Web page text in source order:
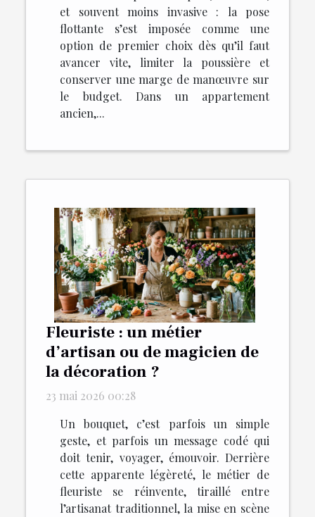
et souvent moins invasive : la pose
flottante s’est imposée comme une
option de premier choix dès qu’il faut
avancer vite, limiter la poussière et
conserver une marge de manœuvre sur
le budget. Dans un appartement
ancien,...
Fleuriste : un métier
d’artisan ou de magicien de
la décoration ?
23 mai 2026 00:28
Un bouquet, c’est parfois un simple
geste, et parfois un message codé qui
doit tenir, voyager, émouvoir. Derrière
cette apparente légèreté, le métier de
fleuriste se réinvente, tiraillé entre
l’artisanat traditionnel, la mise en scène